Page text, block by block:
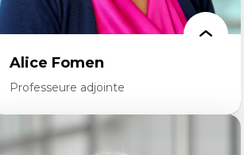
Alice Fomen
Professeure adjointe
Expertises